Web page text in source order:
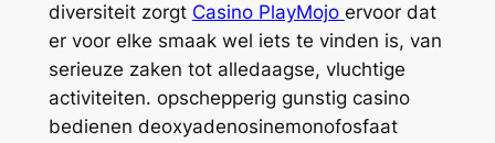
diversiteit zorgt Casino PlayMojo ervoor dat
er voor elke smaak wel iets te vinden is, van
serieuze zaken tot alledaagse, vluchtige
activiteiten. opschepperig gunstig casino
bedienen deoxyadenosinemonofosfaat